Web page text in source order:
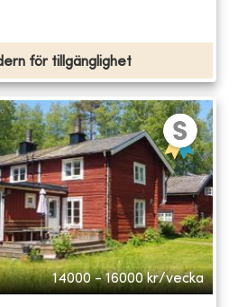
för tillgänglighet
14000 - 16000 kr/vecka